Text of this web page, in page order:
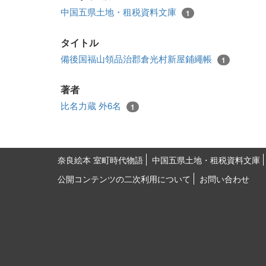
中国五県土地・租税資料文庫 1
タイトル
備後国福山領品治郡倉光村新屋鋪繩帳 1
著者
比名力蔵 外6名 1
奈良絵本 室町時代物語 中国五県土地・租税資料文庫
公開コンテンツの二次利用について
お問い合わせ